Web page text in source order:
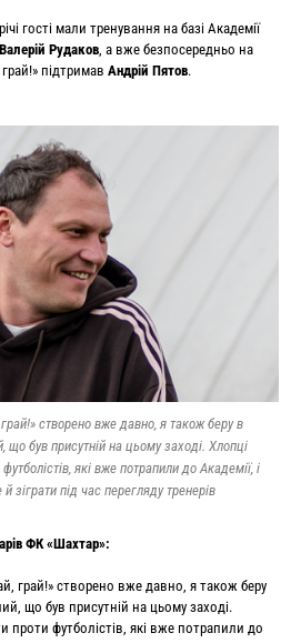
гості мали тренування на базі Академії
Валерій Рудаков , а вже безпосередньо на
підтримавАндрій Пятов.
створено вже давно, я також беру в
що був присутній на цьому заході. Хлопці
які вже потрапили до Академії, і
зіграти під час перегляду тренерів
ФК «Шахтар»:
грай!» створено вже давно, я також беру
що був присутній на цьому заході.
проти футболістів, які вже потрапили до